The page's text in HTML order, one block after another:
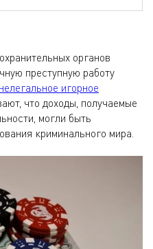
органов
преступную работу
нелегальное игорное
что доходы, получаемые
могли быть
криминального мира.